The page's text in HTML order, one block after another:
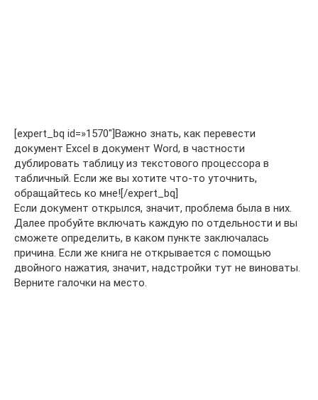
[expert_bq id=»1570″]Важно знать, как перевести
документ Excel в документ Word, в частности
дублировать таблицу из текстового процессора в
табличный. Если же вы хотите что-то уточнить,
обращайтесь ко мне![/expert_bq]
Если документ открылся, значит, проблема была в них.
Далее пробуйте включать каждую по отдельности и вы
сможете определить, в каком пункте заключалась
причина. Если же книга не открывается с помощью
двойного нажатия, значит, надстройки тут не виноваты.
Верните галочки на место.